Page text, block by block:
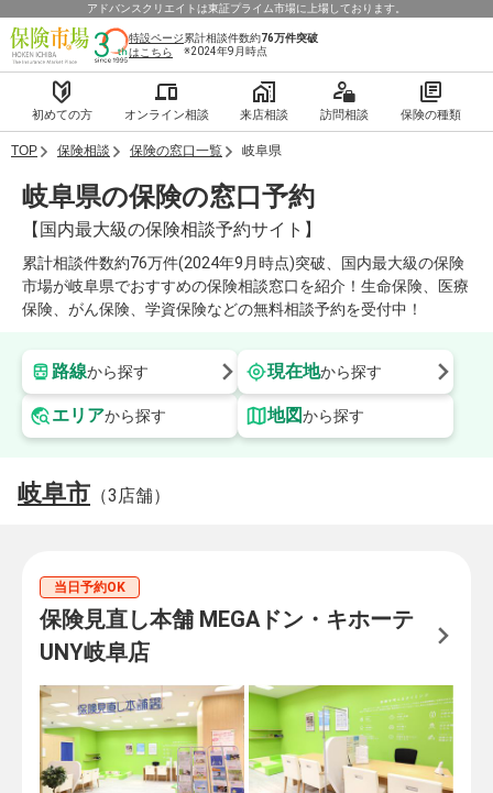
アドバンスクリエイトは東証プライム市場に上場しております。
特設ページ
はこちら
累計相談件数約76万件突破
※2024年9月時点
初めての方 オンライン相談 来店相談 訪問相談 保険の種類
TOP 保険相談 保険の窓口一覧 岐阜県
岐阜県の保険の窓口予約
【国内最大級の保険相談予約サイト】
累計相談件数約76万件(2024年9月時点)突破、国内最大級の保険
市場が岐阜県でおすすめの保険相談窓口を紹介！生命保険、医療
保険、がん保険、学資保険などの無料相談予約を受付中！
路線から探す 現在地から探す
エリアから探す 地図から探す
岐阜市 （3店舗）
当日予約OK
保険見直し本舗 MEGAドン・キホーテ
UNY岐阜店